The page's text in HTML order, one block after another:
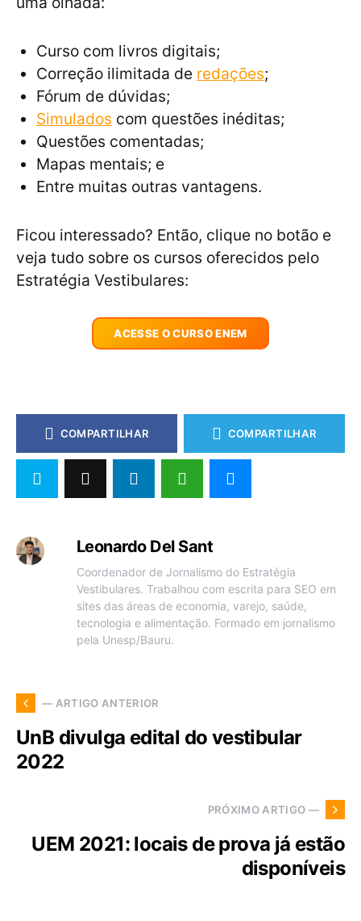
Curso com livros digitais;
Correção ilimitada de redações;
Fórum de dúvidas;
Simulados com questões inéditas;
Questões comentadas;
Mapas mentais; e
Entre muitas outras vantagens.
Ficou interessado? Então, clique no botão e
veja tudo sobre os cursos oferecidos pelo
Estratégia Vestibulares:
ACESSE O CURSO ENEM
COMPARTILHAR COMPARTILHAR
Leonardo Del Sant
Coordenador de Jornalismo do Estratégia
Vestibulares. Trabalhou com escrita para SEO em
sites das áreas de economia, varejo, saúde,
tecnologia e alimentação. Formado em jornalismo
pela Unesp/Bauru.
— ARTIGO ANTERIOR
UnB divulga edital do vestibular
2022
PRÓXIMO ARTIGO —
UEM 2021: locais de prova já estão
disponíveis